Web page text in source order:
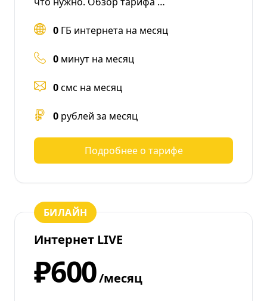
0 ГБ интернета на месяц
0 минут на месяц
0смс на месяц
0 рублей за месяц
Подробнее о тарифе
БИЛАЙН
Интернет LIVE
₽600/месяц